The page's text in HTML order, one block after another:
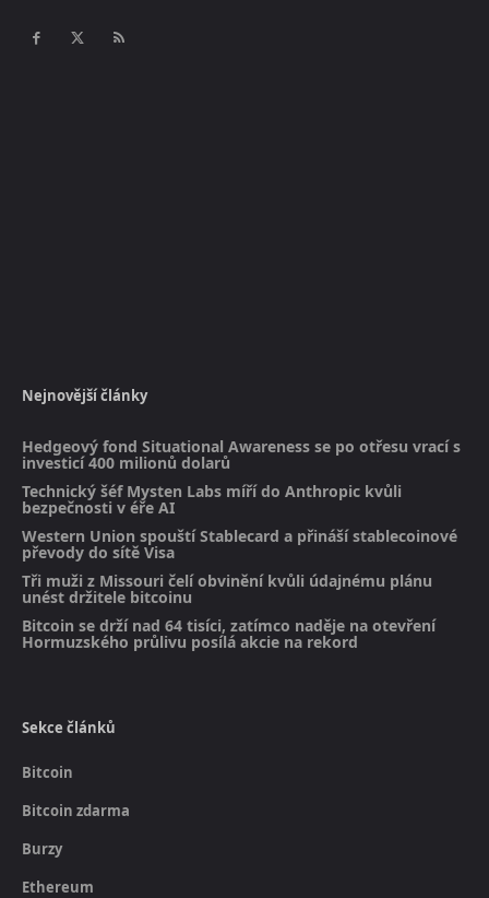
Nejnovější články
Hedgeový fond Situational Awareness se po otřesu vrací s
investicí 400 milionů dolarů
Technický šéf Mysten Labs míří do Anthropic kvůli
bezpečnosti v éře AI
Western Union spouští Stablecard a přináší stablecoinové
převody do sítě Visa
Tři muži z Missouri čelí obvinění kvůli údajnému plánu
unést držitele bitcoinu
Bitcoin se drží nad 64 tisíci, zatímco naděje na otevření
Hormuzského průlivu posílá akcie na rekord
Sekce článků
Bitcoin
Bitcoin zdarma
Burzy
Ethereum